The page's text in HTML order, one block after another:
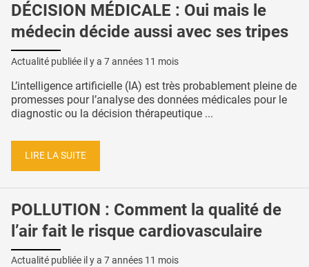
DÉCISION MÉDICALE : Oui mais le
médecin décide aussi avec ses tripes
Actualité publiée il y a 7 années 11 mois
L’intelligence artificielle (IA) est très probablement pleine de
promesses pour l’analyse des données médicales pour le
diagnostic ou la décision thérapeutique ...
LIRE LA SUITE
POLLUTION : Comment la qualité de
l’air fait le risque cardiovasculaire
Actualité publiée il y a 7 années 11 mois